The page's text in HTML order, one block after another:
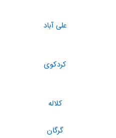
علی آباد
كردكوی
كلاله
گرگان